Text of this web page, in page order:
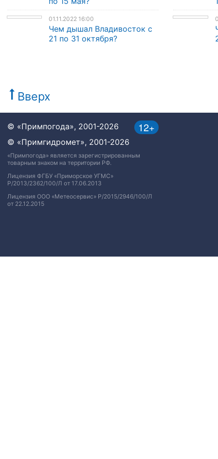
01.11.2022 16:00
Чем дышал Владивосток с
21 по 31 октября?
Вверх
12+
© «Примпогода», 2001-2026
© «Примгидромет», 2001-2026
«Примпогода» является зарегистрированным
товарным знаком на территории РФ.
Лицензия ФГБУ «Приморское УГМС»
Р/2013/2362/100/Л от 17.06.2013
Лицензия ООО «Метеосервис» Р/2015/2946/100/Л
от 22.12.2015